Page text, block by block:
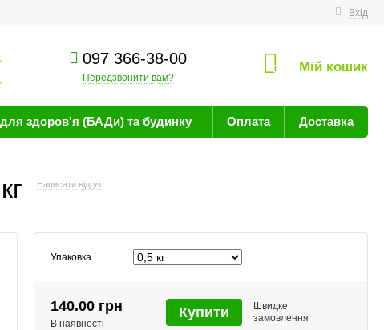
Вхід
097 366-38-00
Передзвонити вам?
0 Мій кошик
здоров'я (БАДи) та будинку Оплата Доставка
Написати відгук
Упаковка
140.00 грн
В наявності
Купити
Швидке
замовлення